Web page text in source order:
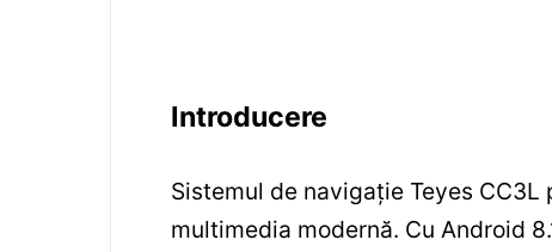
Introducere
Sistemul de navigație Teyes
multimedia modernă. Cu Android